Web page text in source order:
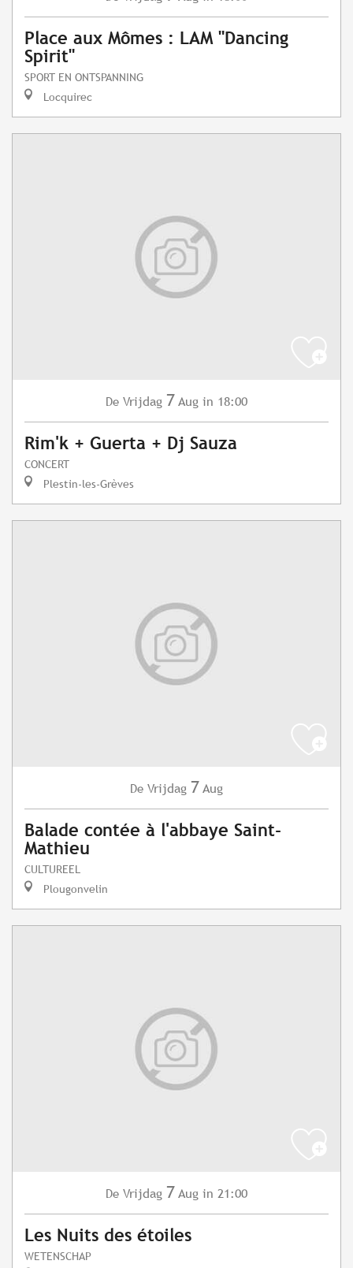
Place aux Mômes : LAM "Dancing
Spirit"
SPORT EN ONTSPANNING
Locquirec
De Vrijdag 7 Aug in 18:00
Rim'k + Guerta + Dj Sauza
CONCERT
Plestin-les-Grèves
De Vrijdag 7 Aug
Balade contée à l'abbaye Saint-
Mathieu
CULTUREEL
Plougonvelin
De Vrijdag 7 Aug in 21:00
Les Nuits des étoiles
WETENSCHAP